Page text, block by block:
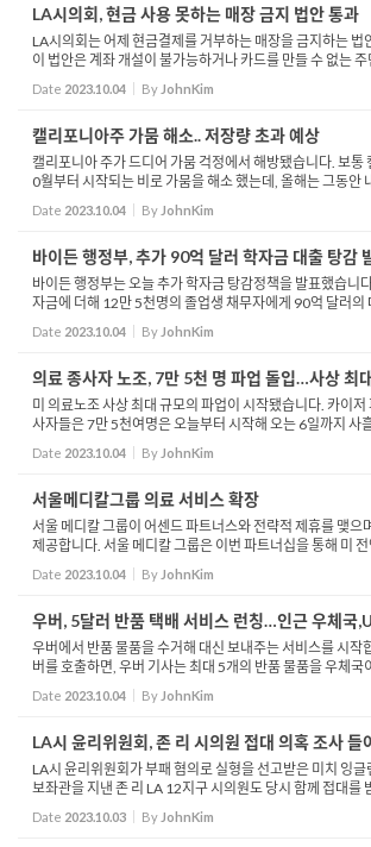
LA시의회, 현금 사용 못하는 매장 금지 법안 통과
LA시의회는 어제 현금결제를 거부하는 매장을 금지하는 법
이 법안은 계좌 개설이 불가능하거나 카드를 만들 수 없는
애자는 취지로 발의됐습니다. 실제로 LA지역 내 은행 계좌가
국기준 5.4%...
Date 2023.10.04 By JohnKim
캘리포니아주 가뭄 해소.. 저장량 초과 예상
캘리포니아 주가 드디어 가뭄 걱정에서 해방됐습니다. 보통
0월부터 시작되는 비로 가뭄을 해소 했는데, 올해는 그동안
오히려 저수량을 방류해야 할지도 모른다는 분석입니다. 캘
은 지난 9...
Date 2023.10.04 By JohnKim
바이든 행정부, 추가 90억 달러 학자금 대출 탕감
바이든 행정부는 오늘 추가 학자금 탕감정책을 발표했습니
자금에 더해 12만 5천명의 졸업생 채무자에게 90억 달러의
다. 이에따라 바이든의 학자금 탕감액 규모는 모두 1270억
생이 혜택을 ...
Date 2023.10.04 By JohnKim
의료 종사자 노조, 7만 5천 명 파업 돌입…사상 최
미 의료노조 사상 최대 규모의 파업이 시작됐습니다. 카이
사자들은 7만 5천여명은 오늘부터 시작해 오는 6일까지 사
다. 오늘 새벽 6시부터 시작된 이번 파업은 간호사를 비롯해
측의 임금 ...
Date 2023.10.04 By JohnKim
서울메디칼그룹 의료 서비스 확장
서울 메디칼 그룹이 어센드 파트너스와 전략적 제휴를 맺으
제공합니다. 서울 메디칼 그룹은 이번 파트너십을 통해 미
해 환자들에게 보다 높은 수준의 서비스를 제공하게 된다고
트너스...
Date 2023.10.04 By JohnKim
우버, 5달러 반품 택배 서비스 런칭…인근 우체국
우버에서 반품 물품을 수거해 대신 보내주는 서비스를 시작
버를 호출하면, 우버 기사는 최대 5개의 반품 물품을 우체국
에 가져다 줍니다. 이 반품 서비스는 5달러며, 우버 원 회원
다. 서비...
Date 2023.10.04 By JohnKim
LA시 윤리위원회, 존 리 시의원 접대 의혹 조사 들
LA시 윤리위원회가 부패 혐의로 실형을 선고받은 미치 잉글
보좌관을 지낸 존 리 LA 12지구 시의원도 당시 함께 접대를
과를 발표했습니다. 미치 잉글랜더 전 LA시의원은 지난
라스베가스...
Date 2023.10.03 By JohnKim